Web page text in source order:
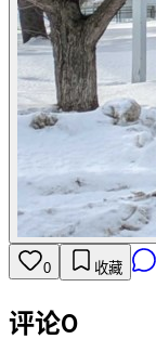
0 收藏
评论0